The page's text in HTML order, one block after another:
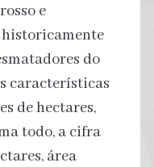
e
historicamente
do
características
de hectares,
todo, a cifra
área